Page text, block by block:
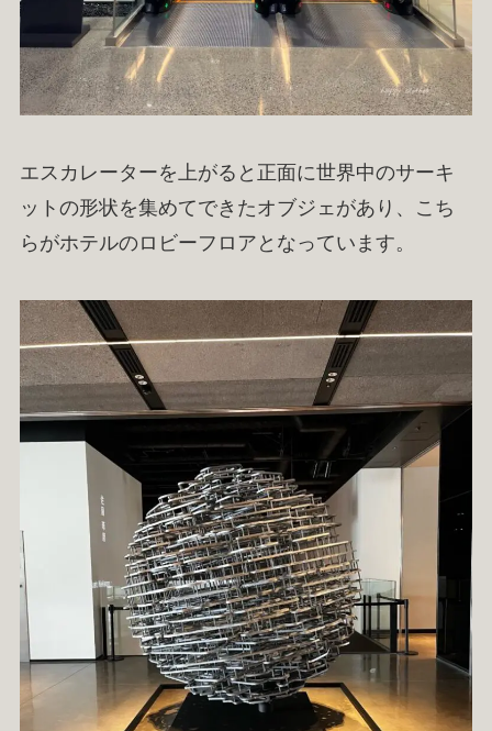
エスカレーターを上がると正面に世界中のサーキ
ットの形状を集めてできたオブジェがあり、こち
らがホテルのロビーフロアとなっています。